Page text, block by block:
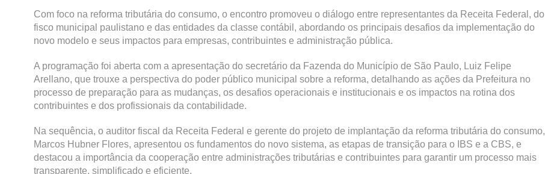
Com foco na reforma tributária do consumo, o encontro promoveu o diálogo entre representantes da Receita Federal, do
fisco municipal paulistano e das entidades da classe contábil, abordando os principais desafios da implementação do
novo modelo e seus impactos para empresas, contribuintes e administração pública.
A programação foi aberta com a apresentação do secretário da Fazenda do Município de São Paulo, Luiz Felipe
Arellano, que trouxe a perspectiva do poder público municipal sobre a reforma, detalhando as ações da Prefeitura no
processo de preparação para as mudanças, os desafios operacionais e institucionais e os impactos na rotina dos
contribuintes e dos profissionais da contabilidade.
Na sequência, o auditor fiscal da Receita Federal e gerente do projeto de implantação da reforma tributária do consumo,
Marcos Hubner Flores, apresentou os fundamentos do novo sistema, as etapas de transição para o IBS e a CBS, e
destacou a importância da cooperação entre administrações tributárias e contribuintes para garantir um processo mais
transparente, simplificado e eficiente.